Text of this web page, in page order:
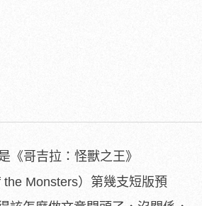
《哥吉拉：怪獸之王》
the Monsters）第幾支短版預